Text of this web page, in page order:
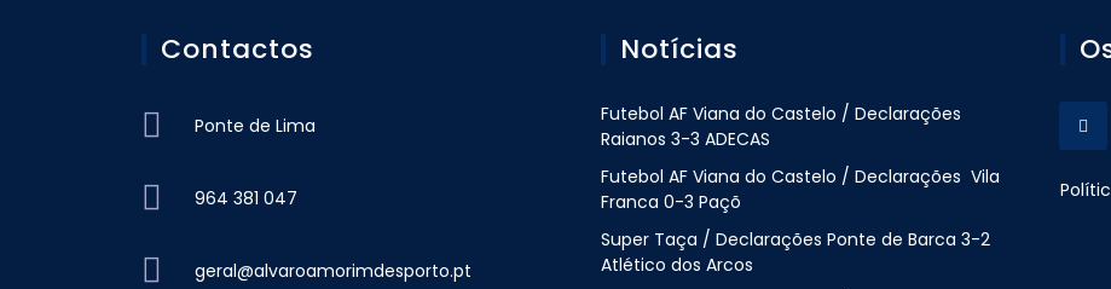
Contactos
Ponte de Lima
964 381 047
geral@alvaroamorimdesporto.pt
Notícias
Futebol AF Viana do Castelo / Declarações
Raianos 3-3 ADECAS
Futebol AF Viana do Castelo / Declarações Vila
Franca 0-3 Paçõ
Super Taça / Declarações Ponte de Barca 3-2
Atlético dos Arcos